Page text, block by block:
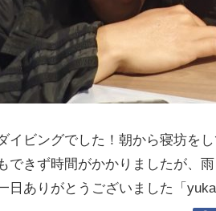
イビングでした！朝から寝坊を
できず時間がかかりましたが、
日ありがとうございました「yuka